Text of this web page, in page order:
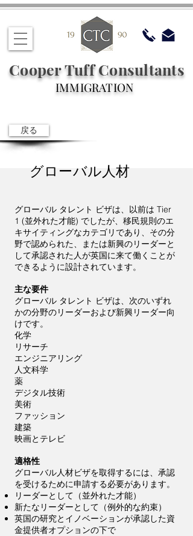
Cooper Tuff Consultants
IMMIGRATION
戻る
グローバル人材
グローバル タレント ビザは、以前は Tier
1 (並外れた才能) でしたが、移民規則のエ
キサイティングなカテゴリであり、その分
野で認められた、または新興のリーダーと
して承認された人が英国に来て働くことが
できるように設計されています。
主な要件
グローバル タレント ビザは、次のいずれ
かの分野のリーダーおよび新興リーダー向
けです。
化学
リサーチ
エンジニアリング
人文科学
薬
デジタル技術
美術
ファッション
建築
映画とテレビ
適格性
グローバル人材ビザを取得するには、承認
を受けるために申請する必要があります。
リーダーとして（並外れた才能）
新たなリーダーとして（例外的な約束）
英国の研究とイノベーションが承認した資
金提供者オプションの下で